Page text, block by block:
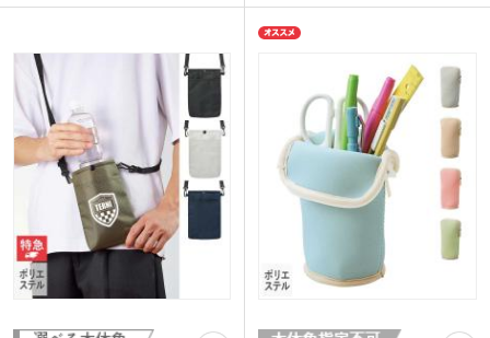
フラットな形状でかさばらず、バッグの
しいポイントです。
ポリエステル生地側にフルカラー印刷ま
たは1色印刷が可能！トレンドを意識し
たおしゃれなカラー展開で、実用性が高
くもらってすぐ使えるアイテムです。
入れたオリジナルノベルティ制作などに